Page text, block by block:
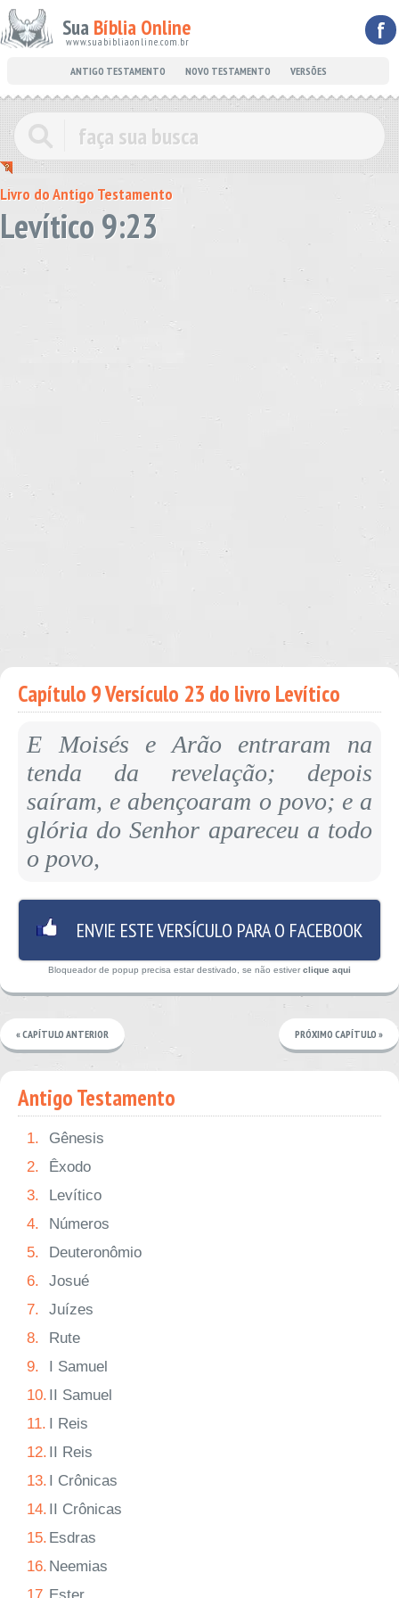
Sua Bíblia Online
www.suabibliaonline.com.br f
ANTIGO TESTAMENTO NOVO TESTAMENTO VERSÕES
Livro do Antigo Testamento
Levítico 9:23
Capítulo 9 Versículo 23 do livro Levítico
E Moisés e Arão entraram na
tenda da revelação; depois
saíram, e abençoaram o povo; e a
glória do Senhor apareceu a todo
o povo,
ENVIE ESTE VERSÍCULO PARA O FACEBOOK
Bloqueador de popup precisa estar destivado, se não estiver clique aqui
« CAPÍTULO ANTERIOR PRÓXIMO CAPÍTULO »
Antigo Testamento
1.
Gênesis
2.
Êxodo
3.
Levítico
4.
Números
5.
Deuteronômio
6.
Josué
7.
Juízes
8.
Rute
9.
I Samuel
10. II Samuel
11. I Reis
12. II Reis
13. I Crônicas
14. II Crônicas
15. Esdras
16. Neemias